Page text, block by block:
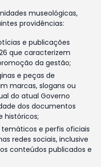
museológicas,
providências:
e publicações
que caracterizem
da gestão;
e peças de
marcas, slogans ou
do atual Governo
dos documentos
históricos;
e perfis oficiais
redes sociais, inclusive
conteúdos publicados e